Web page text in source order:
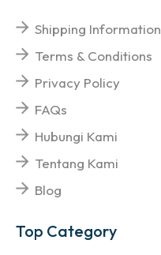
Shipping Information
Terms & Conditions
Privacy Policy
FAQs
Hubungi Kami
Tentang Kami
Blog
Top Category